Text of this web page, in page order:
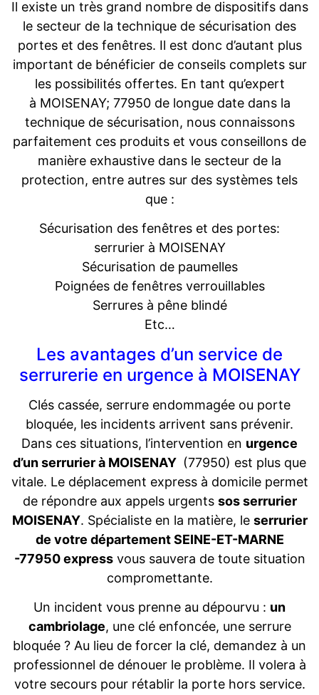
Il existe un très grand nombre de dispositifs dans
le secteur de la technique de sécurisation des
portes et des fenêtres. Il est donc d’autant plus
important de bénéficier de conseils complets sur
les possibilités offertes. En tant qu’expert
à MOISENAY; 77950 de longue date dans la
technique de sécurisation, nous connaissons
parfaitement ces produits et vous conseillons de
manière exhaustive dans le secteur de la
protection, entre autres sur des systèmes tels
que :
Sécurisation des fenêtres et des portes:
serrurier à MOISENAY
Sécurisation de paumelles
Poignées de fenêtres verrouillables
Serrures à pêne blindé
Etc…
Les avantages d’un service de
serrurerie en urgence à MOISENAY
Clés cassée, serrure endommagée ou porte
bloquée, les incidents arrivent sans prévenir.
Dans ces situations, l’intervention en urgence
d’un serrurier à MOISENAY (77950) est plus que
vitale. Le déplacement express à domicile permet
de répondre aux appels urgents sos serrurier
MOISENAY. Spécialiste en la matière, le serrurier
de votre département SEINE-ET-MARNE
-77950 expressvous sauvera de toute situation
compromettante.
Un incident vous prenne au dépourvu : un
cambriolage, une clé enfoncée, une serrure
bloquée ? Au lieu de forcer la clé, demandez à un
professionnel de dénouer le problème. Il volera à
votre secours pour rétablir la porte hors service.